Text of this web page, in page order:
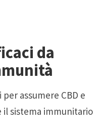
da
assumere CBD e
il sistema immunitario